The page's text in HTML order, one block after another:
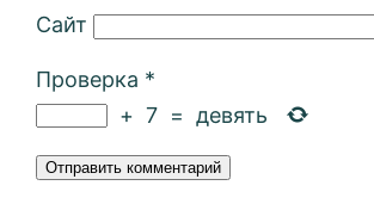
Сайт
Проверка *
+ 7 = девять